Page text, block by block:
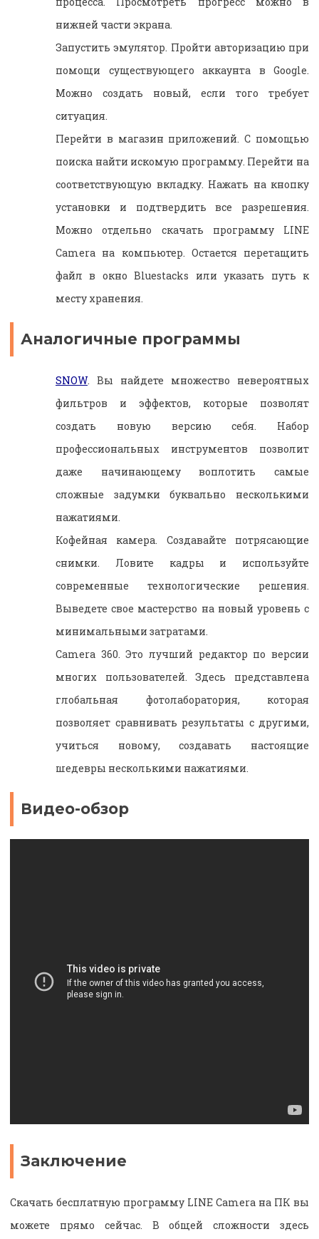
нижней части экрана.
Запустить эмулятор. Пройти авторизацию при
помощи существующего аккаунта в Google.
Можно создать новый, если того требует
ситуация.
Перейти в магазин приложений. С помощью
поиска найти искомую программу. Перейти на
соответствующую вкладку. Нажать на кнопку
установки и подтвердить все разрешения.
Можно отдельно скачать программу LINE
Camera на компьютер. Остается перетащить
файл в окно Bluestacks или указать путь к
месту хранения.
Аналогичные программы
SNOW. Вы найдете множество невероятных
фильтров и эффектов, которые позволят
создать новую версию себя. Набор
профессиональных инструментов позволит
даже начинающему воплотить самые
сложные задумки буквально несколькими
нажатиями.
Кофейная камера. Создавайте потрясающие
снимки. Ловите кадры и используйте
современные технологические решения.
Выведете свое мастерство на новый уровень с
минимальными затратами.
Camera 360. Это лучший редактор по версии
многих пользователей. Здесь представлена
глобальная фотолаборатория, которая
позволяет сравнивать результаты с другими,
учиться новому, создавать настоящие
шедевры несколькими нажатиями.
Видео-обзор
Заключение
Скачать бесплатную программу LINE Camera на ПК вы
можете прямо сейчас. В общей сложности здесь